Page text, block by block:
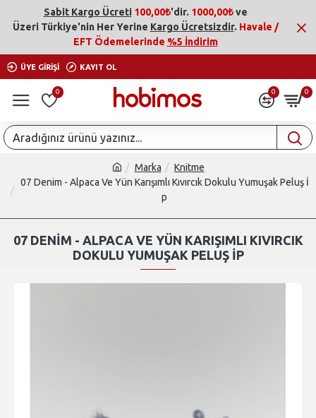
Sabit Kargo Ücreti 100,00₺'dir. 1000,00₺ve
Üzeri Türkiye'nin Her Yerine Kargo Ücretsizdir. Havale /
EFT Ödemelerinde %5 İndirim
ÜYE GIRIŞI KAYIT OL
0 0 0
Marka
Knitme
07 Denim - Alpaca Ve Yün Karışımlı Kıvırcık Dokulu Yumuşak Peluş İ
p
07 DENIM - ALPACA VE YÜN KARIŞIMLI KIVIRCIK
DOKULU YUMUŞAK PELUŞ İP